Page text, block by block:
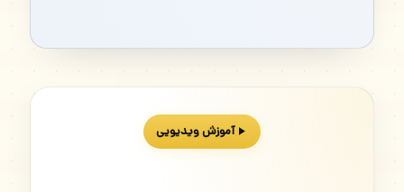
آموزش ویدیویی